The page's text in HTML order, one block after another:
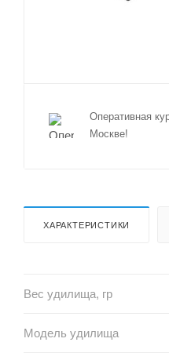
Оперативная
Москве!
ХАРАКТЕРИСТИКИ
Вес удилища, гр
Модель удилища